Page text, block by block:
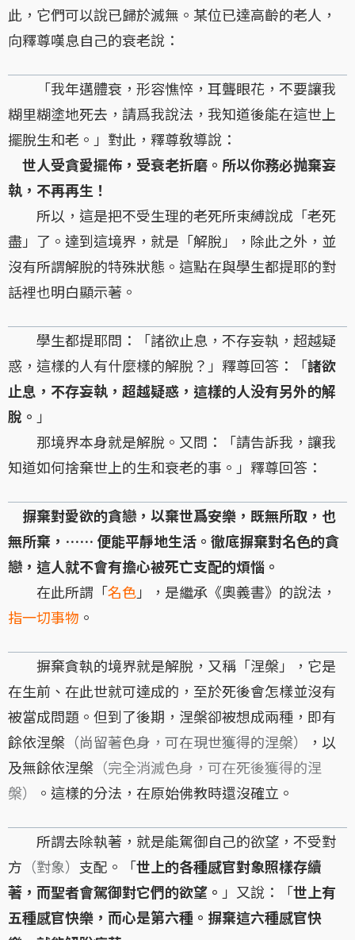
此，它們可以說已歸於滅無。某位已達高齡的老人，
向釋尊嘆息自己的衰老說：
「我年邁體衰，形容憔悴，耳聾眼花，不要讓我
糊里糊塗地死去，請爲我說法，我知道後能在這世上
擺脫生和老。」對此，釋尊敎導說：
世人受貪愛擺佈，受衰老折磨。所以你務必抛棄妄
執，不再再生！
所以，這是把不受生理的老死所束縛說成「老死
盡」了。達到這境界，就是「解脫」，除此之外，並
沒有所謂解脫的特殊狀態。這點在與學生都提耶的對
話裡也明白顯示著。
學生都提耶問：「諸欲止息，不存妄執，超越疑
惑，這樣的人有什麼樣的解脫？」釋尊回答：「諸欲
止息，不存妄執，超越疑惑，這樣的人没有另外的解
脫。 」
那境界本身就是解脫。又問：「請告訴我，讓我
知道如何捨棄世上的生和衰老的事。」釋尊回答：
摒棄對愛欲的貪戀，以棄世爲安樂，既無所取，也
無所棄，…… 便能平靜地生活。徹底摒棄對名色的貪
戀，這人就不會有擔心被死亡支配的煩惱。
在此所謂「名色」，是繼承《奧義書》的說法，
指一切事物 。
摒棄貪執的境界就是解脫，又稱「涅槃」，它是
在生前、在此世就可達成的，至於死後會怎樣並沒有
被當成問題。但到了後期，涅槃卻被想成兩種，即有
餘依涅槃 （尚留著色身，可在現世獲得的涅槃）
，以
及無餘依涅槃 （完全消滅色身，可在死後獲得的涅
槃）
。這樣的分法，在原始佛教時還沒確立。
所謂去除執著，就是能駕御自己的欲望，不受對
方 （對象） 支配。「世上的各種感官對象照樣存續
著，而聖者會駕御對它們的欲望。 」又說：「世上有
五種感官快樂，而心是第六種。摒棄這六種感官快